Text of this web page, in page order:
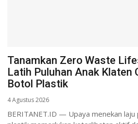
Tanamkan Zero Waste
Latih Puluhan Anak Klaten
Botol Plastik
4 Agustus 2026
BERITANET.ID — Upaya menekan laju